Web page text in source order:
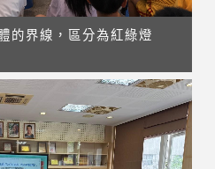
的界線，區分為紅綠燈